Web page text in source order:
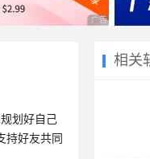
广告 商业广告
相关
划好自己
持好友共同